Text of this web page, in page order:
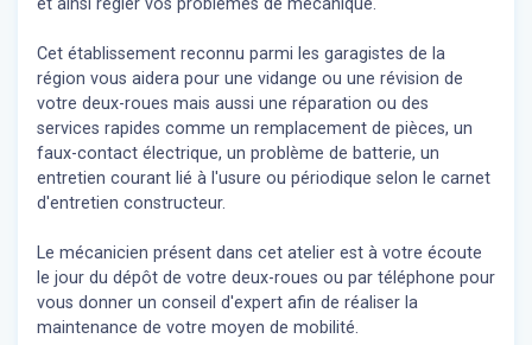
et ainsi régler vos problèmes de mécanique.
Cet établissement reconnu parmi les garagistes de la
région vous aidera pour une vidange ou une révision de
votre deux-roues mais aussi une réparation ou des
services rapides comme un remplacement de pièces, un
faux-contact électrique, un problème de batterie, un
entretien courant lié à l'usure ou périodique selon le carnet
d'entretien constructeur.
Le mécanicien présent dans cet atelier est à votre écoute
le jour du dépôt de votre deux-roues ou par téléphone pour
vous donner un conseil d'expert afin de réaliser la
maintenance de votre moyen de mobilité.